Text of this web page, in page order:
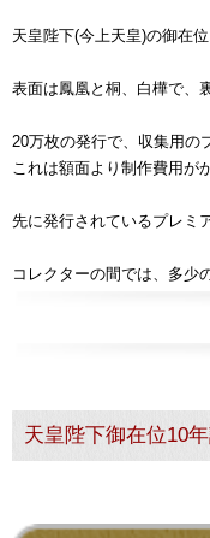
天皇陛下(今上天皇)の御在
表面は鳳凰と桐、白樺で、
20万枚の発行で、収集用の
これは額面より制作費用が
先に発行されているプレミ
コレクターの間では、多少
天皇陛下御在位10